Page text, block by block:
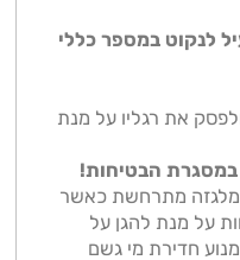
לנקוט במספר כללי
את רגליו על מנת
במסגרת הבטיחות!
מתרחשת כאשר
על מנת להגן על
חדירת מי גשם